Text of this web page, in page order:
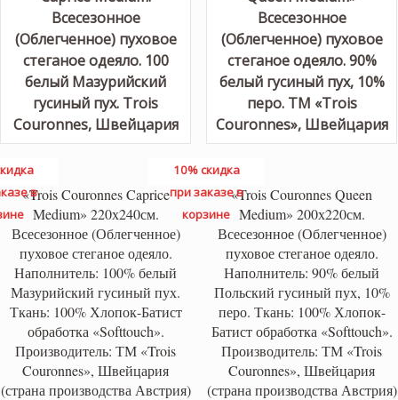
в
«Trois Couronnes Caprice
Medium» 220х240см.
Всесезонное (Облегченное)
пуховое стеганое одеяло.
Наполнитель: 100% белый
Мазурийский гусиный пух.
Ткань: 100% Хлопок-Батист
обработка «Softtouch».
Производитель: ТМ «Trois
Couronnes», Швейцария
(страна производства Австрия)
10% скидка
при заказе в
корзине
«Trois Couronnes Queen
Medium» 200х220см.
Всесезонное (Облегченное)
пуховое стеганое одеяло.
Наполнитель: 90% белый
Польский гусиный пух, 10%
перо. Ткань: 100% Хлопок-
Батист обработка «Softtouch».
Производитель: ТМ «Trois
Couronnes», Швейцария
(страна производства Австрия)